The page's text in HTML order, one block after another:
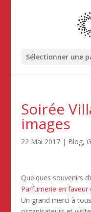
Sélectionner une
Soirée
images
22 Mai 2017| Blog,
Quelques souvenirs
Parfumerie en faveur
Un grand merci à